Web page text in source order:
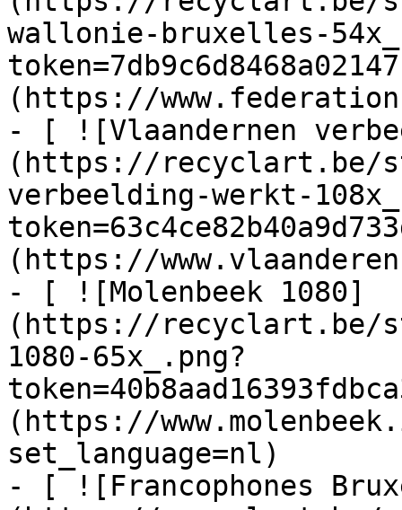
wallonie-bruxelles-
(https://
- [ ![Vlaandernen
(https://recyclart.be/
verbeelding-werkt-
(https://
- [ ![Molenbeek 1080]
(https://recyclart.be/
1080-65x_.png?
(https://
set_language=nl)
- [ ![Francophones